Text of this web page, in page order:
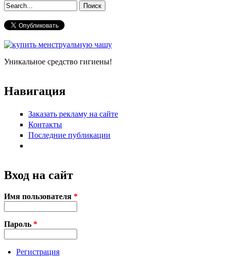
Форма поиска
Уникальное средство гигиены!
Навигация
Заказать рекламу на сайте
Контакты
Последние публикации
Вход на сайт
Имя пользователя *
Пароль *
Регистрация